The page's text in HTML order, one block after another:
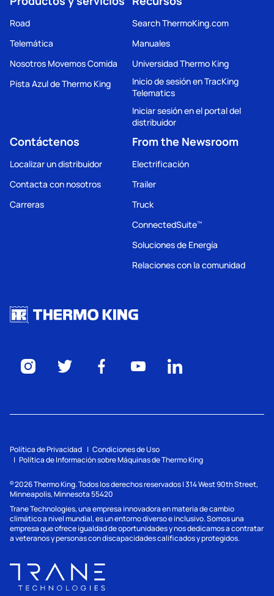
Road
Telemática
Nosotros Movemos Comida
Pista Azul de Thermo King
Search ThermoKing.com
Manuales
Universidad Thermo King
Inicio de sesión en TracKing
Telematics
Iniciar sesión en el portal del
distribuidor
Contáctenos
Localizar un distribuidor
Contacta con nosotros
Carreras
From the Newsroom
Electrificación
Trailer
Truck
ConnectedSuite™
Soluciones de Energía
Relaciones con la comunidad
Política de Privacidad
Condiciones de Uso
Política de Información sobre Máquinas de Thermo King
© 2026Thermo King. Todos los derechos reservados | 314 West 90th Street,
Minneapolis, Minnesota 55420
Trane Technologies, una empresa innovadora en materia de cambio
climático a nivel mundial, es un entorno diverso e inclusivo. Somos una
empresa que ofrece igualdad de oportunidades y nos dedicamos a contratar
a veteranos y personas con discapacidades calificados y protegidos.